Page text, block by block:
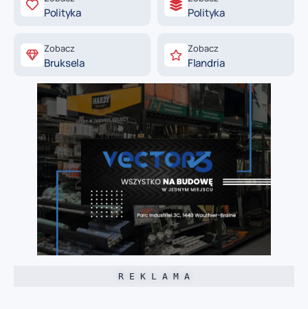
Polityka Polityka
Zobacz
Bruksela
Zobacz
Flandria
R E K L A M A